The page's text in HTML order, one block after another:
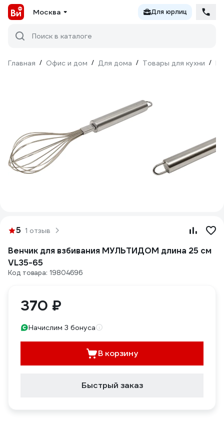
Москва Для юрлиц
Поиск в каталоге
Главная / Офис и дом / Для дома / Товары для кухни /
5 1 отзыв
Венчик для взбивания МУЛЬТИДОМ длина 25 см
VL35-65
Код товара: 19804696
370 ₽
Начислим 3 бонуса
В корзину
Быстрый заказ